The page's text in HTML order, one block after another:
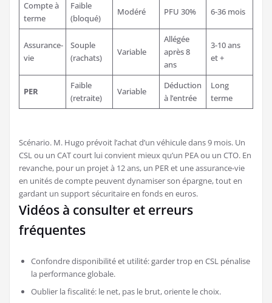
Compte à
terme
Faible
(bloqué)
Modéré PFU 30% 6-36 mois
Assurance-
vie
Souple
(rachats)
Variable
Allégée
après 8
ans
3-10 ans
et +
PER
Faible
(retraite)
Variable
Déduction
à l’entrée
Long
terme
Scénario. M. Hugo prévoit l’achat d’un véhicule dans 9 mois. Un
CSL ou un CAT court lui convient mieux qu’un PEA ou un CTO. En
revanche, pour un projet à 12 ans, un PER et une assurance-vie
en unités de compte peuvent dynamiser son épargne, tout en
gardant un support sécuritaire en fonds en euros.
Vidéos à consulter et erreurs
fréquentes
Confondre disponibilité et utilité: garder trop en CSL pénalise
la performance globale.
Oublier la fiscalité: le net, pas le brut, oriente le choix.